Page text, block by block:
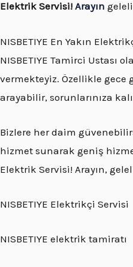
Elektrik Servisi! Arayın
NISBETIYE En Yakın
NISBETIYE Tamirci Ustası
vermekteyiz. Özellikle
arayabilir, sorunlarınıza
Bizlere her daim
hizmet sunarak geniş
Elektrik Servisi! Arayın,
NISBETIYE Elektrikçi Servisi
NISBETIYE elektrik tamiratı